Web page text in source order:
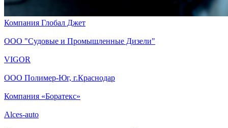
Компания Глобал Джет
ООО "Судовые и Промышленные Дизели"
VIGOR
ООО Полимер-Юг, г.Краснодар
Компания «Боратекс»
Alces-auto